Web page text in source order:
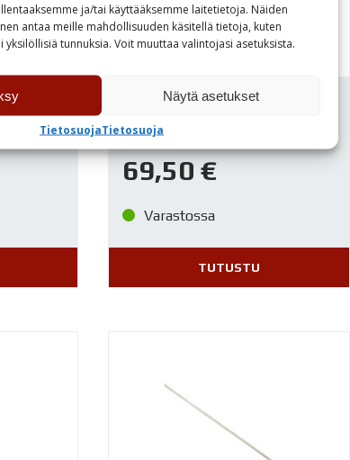
ja/tai käyttääksemme laitetietoja. Näiden
antaa meille mahdollisuuden käsitellä tietoja, kuten
yksilöllisiä tunnuksia. Voit muuttaa valintojasi asetuksista.
Näytä asetukset
TietosuojaTietosuoja
Iwata HP-C+ Nestesuutin
0,3mm
69,50€
Varastossa
TUTUSTU